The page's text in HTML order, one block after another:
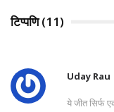
टिप्पणि (11)
Uday Rau
ये जीत सिर्फ